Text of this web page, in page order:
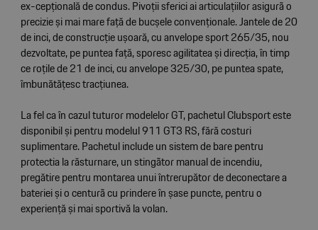
ex-cepțională de condus. Pivoții sferici ai articulațiilor asigurã o
precizie și mai mare față de bucșele convenționale. Jantele de 20
de inci, de construcție ușoară, cu anvelope sport 265/35, nou
dezvoltate, pe puntea față, sporesc agilitatea și direcția, în timp
ce roțile de 21 de inci, cu anvelope 325/30, pe puntea spate,
îmbunătățesc tracțiunea.
La fel ca în cazul tuturor modelelor GT, pachetul Clubsport este
disponibil și pentru modelul 911 GT3 RS, fără costuri
suplimentare. Pachetul include un sistem de bare pentru
protectia la răsturnare, un stingãtor manual de incendiu,
pregătire pentru montarea unui întrerupător de deconectare a
bateriei și o centurã cu prindere în șase puncte, pentru o
experiență și mai sportivă la volan.